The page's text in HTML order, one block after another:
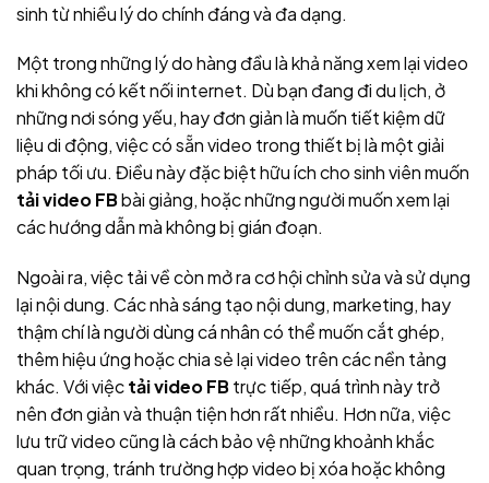
sinh từ nhiều lý do chính đáng và đa dạng.
Một trong những lý do hàng đầu là khả năng xem lại video
khi không có kết nối internet. Dù bạn đang đi du lịch, ở
những nơi sóng yếu, hay đơn giản là muốn tiết kiệm dữ
liệu di động, việc có sẵn video trong thiết bị là một giải
pháp tối ưu. Điều này đặc biệt hữu ích cho sinh viên muốn
tải video FBbài giảng, hoặc những người muốn xem lại
các hướng dẫn mà không bị gián đoạn.
Ngoài ra, việc tải về còn mở ra cơ hội chỉnh sửa và sử dụng
lại nội dung. Các nhà sáng tạo nội dung, marketing, hay
thậm chí là người dùng cá nhân có thể muốn cắt ghép,
thêm hiệu ứng hoặc chia sẻ lại video trên các nền tảng
khác. Với việctải video FBtrực tiếp, quá trình này trở
nên đơn giản và thuận tiện hơn rất nhiều. Hơn nữa, việc
lưu trữ video cũng là cách bảo vệ những khoảnh khắc
quan trọng, tránh trường hợp video bị xóa hoặc không